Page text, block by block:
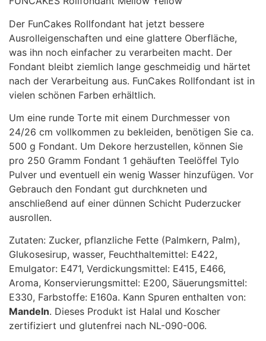
Der FunCakes Rollfondant hat jetzt bessere
Ausrolleigenschaften und eine glattere Oberfläche,
was ihn noch einfacher zu verarbeiten macht. Der
Fondant bleibt ziemlich lange geschmeidig und härtet
nach der Verarbeitung aus. FunCakes Rollfondant ist in
vielen schönen Farben erhältlich.
Um eine runde Torte mit einem Durchmesser von
24/26 cm vollkommen zu bekleiden, benötigen Sie ca.
500 g Fondant. Um Dekore herzustellen, können Sie
pro 250 Gramm Fondant 1 gehäuften Teelöffel Tylo
Pulver und eventuell ein wenig Wasser hinzufügen. Vor
Gebrauch den Fondant gut durchkneten und
anschließend auf einer dünnen Schicht Puderzucker
ausrollen.
Zutaten: Zucker, pflanzliche Fette (Palmkern, Palm),
Glukosesirup, wasser, Feuchthaltemittel: E422,
Emulgator: E471, Verdickungsmittel: E415, E466,
Aroma, Konservierungsmittel: E200, Säuerungsmittel:
E330, Farbstoffe: E160a. Kann Spuren enthalten von:
Mandeln. Dieses Produkt ist Halal und Koscher
zertifiziert und glutenfrei nach NL-090-006.